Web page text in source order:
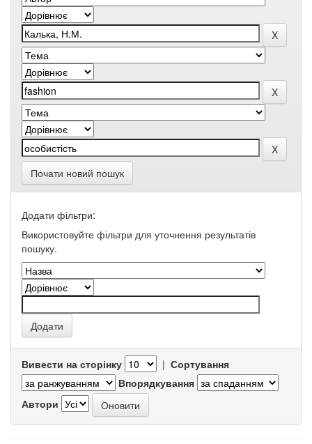
Почати новий пошук
Додати фільтри:
Використовуйте фільтри для уточнення результатів
пошуку.
Вивести на сторінку | Сортування
Впорядкування
Автори